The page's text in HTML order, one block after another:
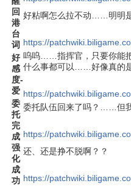
回
港
台
词
好粘啊怎么拉不动……明明
https://
好
感
度-
爱
呜呜……指挥官，只要你能
什么事都可以……好像真
https://
委
托
完
成
委托队伍回来了吗？……但
https://
强
化
成
功
还、还是挣不脱啊？？
https://